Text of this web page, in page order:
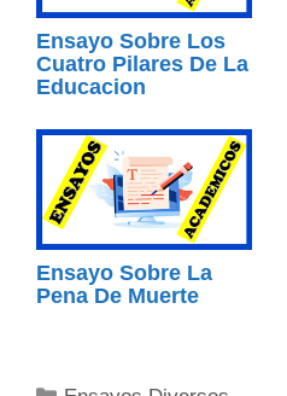
Ensayo Sobre Los
Cuatro Pilares De La
Educacion
Ensayo Sobre La
Pena De Muerte